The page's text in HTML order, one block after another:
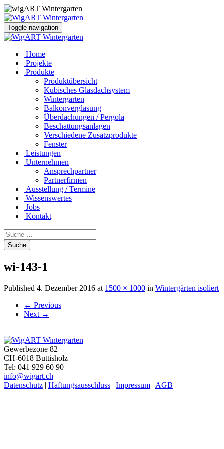
Toggle navigation
Home
Projekte
Produkte
Produktübersicht
Kubisches Glasdachsystem
Wintergarten
Balkonverglasung
Überdachungen / Pergola
Beschattungsanlagen
Verschiedene Zusatzprodukte
Fenster
Leistungen
Unternehmen
Ansprechpartner
Partnerfirmen
Ausstellung / Termine
Wissenswertes
Jobs
Kontakt
Suche
nach:
wi-143-1
Published 4. Dezember 2016 at 1500 × 1000 in Wintergärten isoliert
← Previous
Next →
Gewerbezone 82
CH-6018 Buttisholz
Tel: 041 929 60 90
info@wigart.ch
Datenschutz | Haftungsausschluss | Impressum | AGB